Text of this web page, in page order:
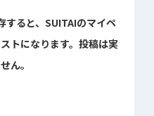
すると、SUITAIのマイペ
トになります。投稿は実
ん。